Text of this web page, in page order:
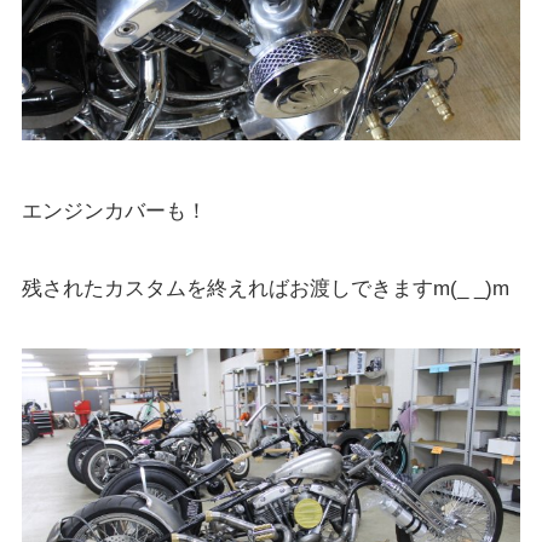
エンジンカバーも！
残されたカスタムを終えればお渡しできますm(_ _)m